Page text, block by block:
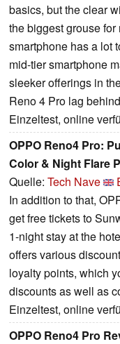
basics, but the clear
the biggest grouse
smartphone has a lot
mid-tier smartphone
sleeker offerings in
Reno 4 Pro lag
Einzeltest, online
OPPO Reno4 Pro:
Color & Night Flare
Quelle: Tech Nave
In addition to that,
get free tickets to
1-night stay at the
offers various
loyalty points, which
discounts as well as
Einzeltest, online
OPPO Reno4 Pro